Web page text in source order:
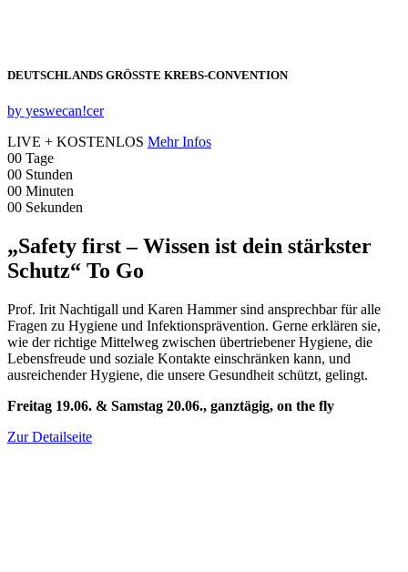
DEUTSCHLANDS GRÖSSTE KREBS‑CONVENTION
by yeswecan!cer
LIVE + KOSTENLOS Mehr Infos
00 Tage
00 Stunden
00 Minuten
00 Sekunden
„Safety first – Wissen ist dein stärkster
Schutz“ To Go
Prof. Irit Nachtigall und Karen Hammer sind ansprechbar für alle
Fragen zu Hygiene und Infektionsprävention. Gerne erklären sie,
wie der richtige Mittelweg zwischen übertriebener Hygiene, die
Lebensfreude und soziale Kontakte einschränken kann, und
ausreichender Hygiene, die unsere Gesundheit schützt, gelingt.
Freitag 19.06. & Samstag 20.06., ganztägig, on the fly
Zur Detailseite